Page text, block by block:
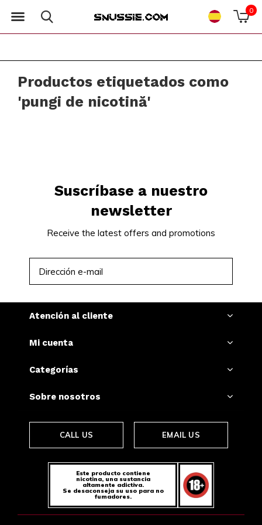
0
Productos etiquetados como
'pungi de nicotină'
Suscríbase a nuestro
newsletter
Receive the latest offers and promotions
Atención al cliente
Mi cuenta
Categorías
Sobre nosotros
CALL US EMAIL US
Este producto contiene
nicotina, una sustancia
altamente adictiva.
Se desaconseja su uso para no
fumadores.